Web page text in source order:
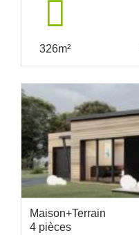
326m²
Maison+Terrain
4 pièces